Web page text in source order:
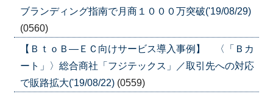
ブランディング指南で月商１０００万突破('19/08/29)
(0560)
【ＢｔｏＢ―ＥＣ向けサービス導入事例】 〈「Ｂカ
ート」〉総合商社「フジテックス」／取引先への対応
で販路拡大('19/08/22) (0559)